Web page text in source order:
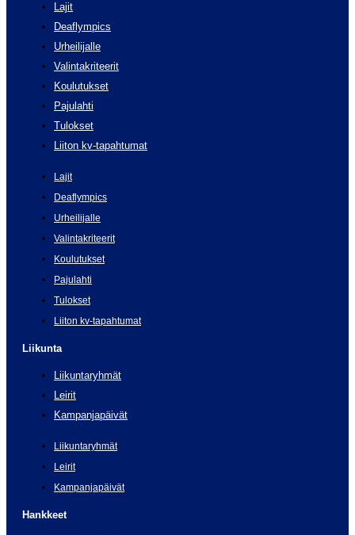
Lajit
Deaflympics
Urheilijalle
Valintakriteerit
Koulutukset
Pajulahti
Tulokset
Liiton kv-tapahtumat
Lajit
Deaflympics
Urheilijalle
Valintakriteerit
Koulutukset
Pajulahti
Tulokset
Liiton kv-tapahtumat
Liikunta
Liikuntaryhmät
Leirit
Kampanjapäivät
Liikuntaryhmät
Leirit
Kampanjapäivät
Hankkeet